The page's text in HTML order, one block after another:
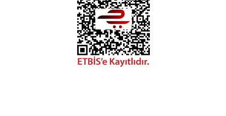
Not: Işık ve ekran ayarlarına bağlı olarak ürün renginde ±1
ton farklılık görülebilir.
Tasarım ve üretim BAHELS markasına aittir.